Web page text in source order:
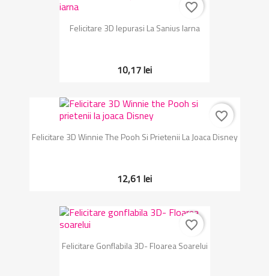
Felicitare 3D Iepurasi La Sanius Iarna
10,17 lei
favorite_border
Felicitare 3D Winnie The Pooh Si Prietenii La Joaca Disney
12,61 lei
favorite_border
Felicitare Gonflabila 3D- Floarea Soarelui
favorite_border